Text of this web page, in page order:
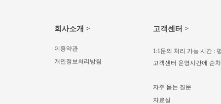
회사소개 >
이용약관
개인정보처리방침
고객센터 >
1:1문의 처리 가능 시간 :
고객센터 운영시간에 순
자주 묻는 질문
자료실